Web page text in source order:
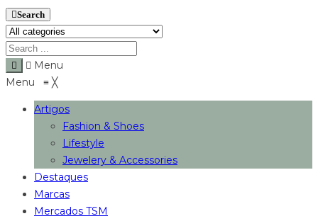
Search
Menu
Menu ≡ ╳
Artigos
Fashion & Shoes
Lifestyle
Jewelery & Accessories
Destaques
Marcas
Mercados TSM